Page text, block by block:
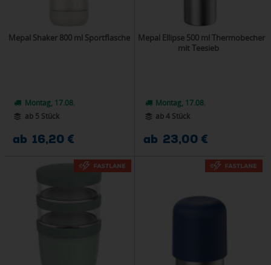
Mepal Shaker 800 ml Sportflasche
Montag, 17.08.
ab 5 Stück
ab 16,20 €
Mepal Ellipse 500 ml Thermobecher
mit Teesieb
Montag, 17.08.
ab 4 Stück
ab 23,00 €